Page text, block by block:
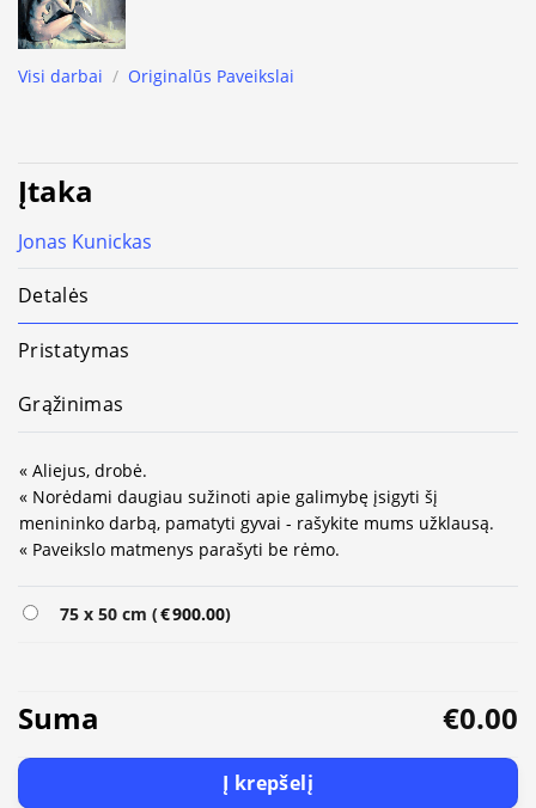
Visi darbai / Originalūs Paveikslai
Įtaka
Jonas Kunickas
Detalės
Pristatymas
Grąžinimas
« Aliejus, drobė.
« Norėdami daugiau sužinoti apie galimybę įsigyti šį
menininko darbą, pamatyti gyvai - rašykite mums užklausą.
« Paveikslo matmenys parašyti be rėmo.
75 x 50 cm (€900.00)
Suma €0.00
Į krepšelį
Alternative: